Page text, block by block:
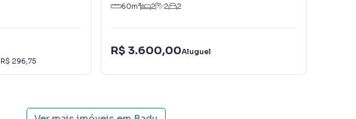
R$ 296,75
60m² 2 2 2
R$ 3.600,00Aluguel